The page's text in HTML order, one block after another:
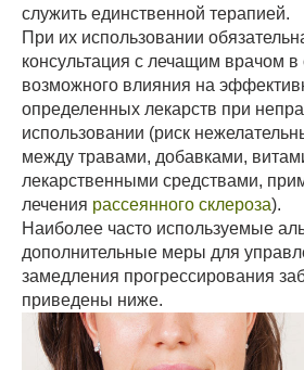
служить единственной терапией.
При их использовании
консультация с лечащим врачом
возможного влияния на
определенных лекарств при
использовании (риск
между травами, добавками,
лекарственными средствами,
лечения рассеянного склероза).
Наиболее часто используемые
дополнительные меры для
замедления прогрессирования
приведены ниже.